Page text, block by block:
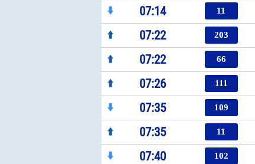
07:14 11
07:22 203
07:22 66
07:26 111
07:35 109
07:35 11
07:40 102